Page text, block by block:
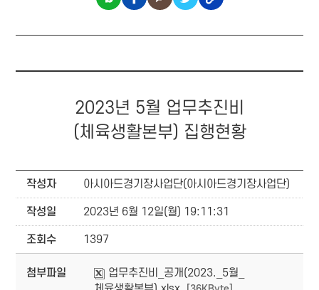
2023년 5월 업무추진비
(체육생활본부) 집행현황
작성자 아시아드경기장사업단(아시아드경기장사업단)
작성일 2023년 6월 12일(월) 19:11:31
조회수 1397
첨부파일
업무추진비_공개(2023._5월_